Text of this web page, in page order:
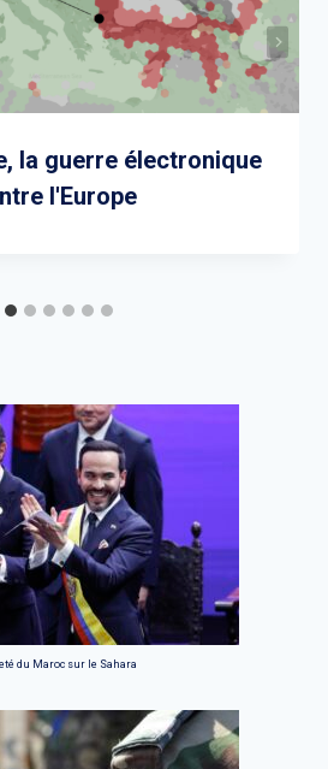
la guerre électronique
l'Europe
du Maroc sur le Sahara